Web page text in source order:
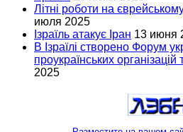
Літні роботи на
июля 2025
Ізраїль атакує Іран 13 июня
В Ізраїлі створено Форум
проукраїнських організацій
2025